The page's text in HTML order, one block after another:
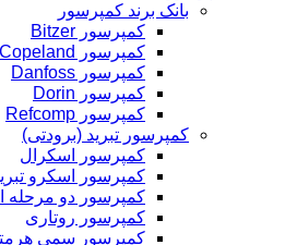
بانک برند کمپرسور
کمپرسور Bitzer
کمپرسور Copeland
کمپرسور Danfoss
کمپرسور Dorin
کمپرسور Refcomp
کمپرسور تبرید (برودتی)
کمپرسور اسکرال
کمپرسور اسکرو
کمپرسور دو مرحله
کمپرسور روتاری
کمپرسور سمی